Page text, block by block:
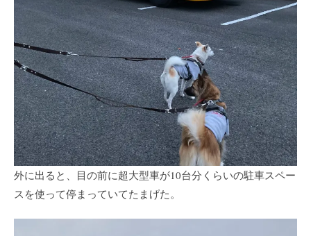
外に出ると、目の前に超大型車が10台分くらいの駐車スペー
スを使って停まっていてたまげた。